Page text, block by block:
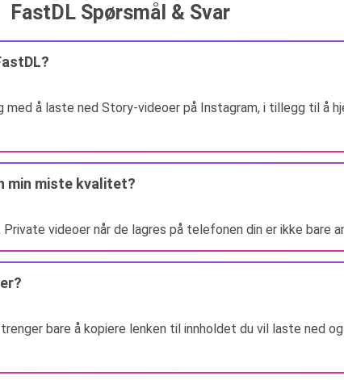
FastDL Spørsmål & Svar
å laste ned Story-videoer på Instagram, i tillegg til å
min miste kvalitet?
videoer når de lagres på telefonen din er ikke bare
bare å kopiere lenken til innholdet du vil laste ned